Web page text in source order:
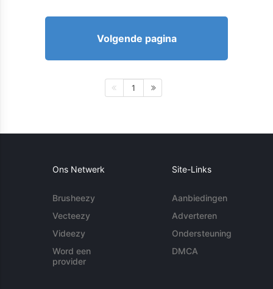
Volgende pagina
1
Ons Netwerk
Brusheezy
Vecteezy
Videezy
Word een
provider
Site-Links
Aanbiedingen
Adverteren
Ondersteuning
DMCA